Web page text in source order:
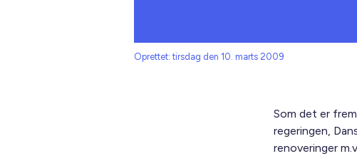
Oprettet: tirsdag den 10. marts 2009
Som det er
regeringen,
renoveringer